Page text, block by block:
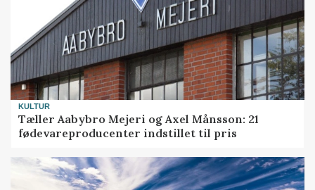
KULTUR
Tæller Aabybro Mejeri og Axel Månsson: 21
fødevareproducenter indstillet til pris